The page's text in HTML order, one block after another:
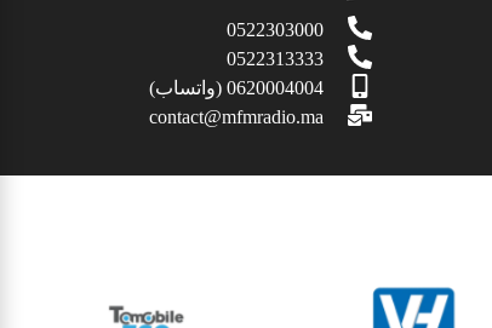
0522303000
0522313333
0620004004 (واتساب)
contact@mfmradio.ma